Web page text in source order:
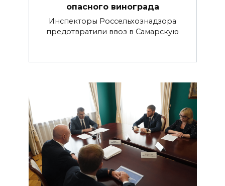
опасного винограда
Инспекторы Россельхознадзора
предотвратили ввоз в Самарскую